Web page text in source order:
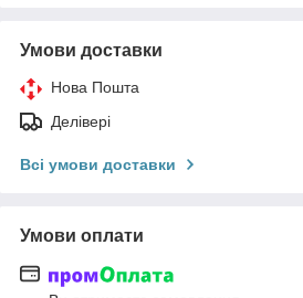
Умови доставки
Нова Пошта
Делівері
Всі умови доставки
Умови оплати